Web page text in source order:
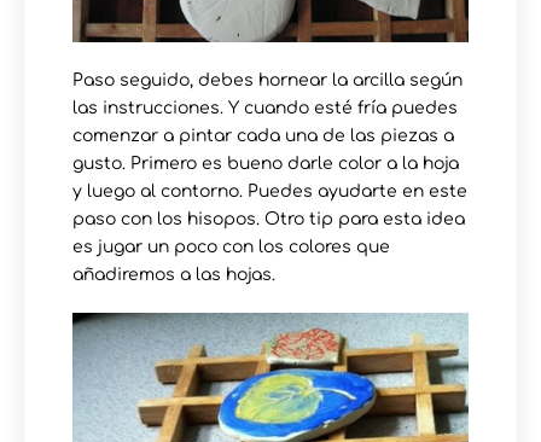
Paso seguido, debes hornear la arcilla según
las instrucciones. Y cuando esté fría puedes
comenzar a pintar cada una de las piezas a
gusto. Primero es bueno darle color a la hoja
y luego al contorno. Puedes ayudarte en este
paso con los hisopos. Otro tip para esta idea
es jugar un poco con los colores que
añadiremos a las hojas.